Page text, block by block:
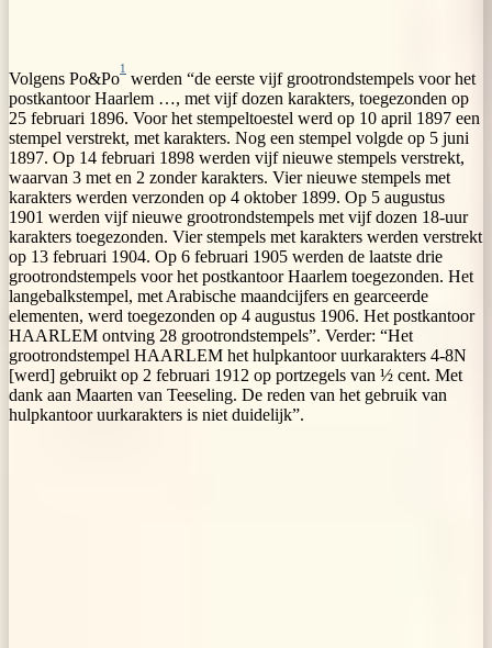
Volgens Po&Po
1
werden “de eerste vijf grootrondstempels voor het
postkantoor Haarlem …, met vijf dozen karakters, toegezonden op
25 februari 1896. Voor het stempeltoestel werd op 10 april 1897 een
stempel verstrekt, met karakters. Nog een stempel volgde op 5 juni
1897. Op 14 februari 1898 werden vijf nieuwe stempels verstrekt,
waarvan 3 met en 2 zonder karakters. Vier nieuwe stempels met
karakters werden verzonden op 4 oktober 1899. Op 5 augustus
1901 werden vijf nieuwe grootrondstempels met vijf dozen 18-uur
karakters toegezonden. Vier stempels met karakters werden verstrekt
op 13 februari 1904. Op 6 februari 1905 werden de laatste drie
grootrondstempels voor het postkantoor Haarlem toegezonden. Het
langebalkstempel, met Arabische maandcijfers en gearceerde
elementen, werd toegezonden op 4 augustus 1906. Het postkantoor
HAARLEM ontving 28 grootrondstempels”. Verder: “Het
grootrondstempel HAARLEM het hulpkantoor uurkarakters 4-8N
[werd] gebruikt op 2 februari 1912 op portzegels van ½ cent. Met
dank aan Maarten van Teeseling. De reden van het gebruik van
hulpkantoor uurkarakters is niet duidelijk”.